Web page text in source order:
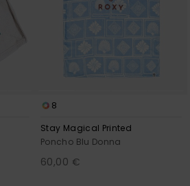
8
Stay Magical Printed
Poncho Blu Donna
60,00 €